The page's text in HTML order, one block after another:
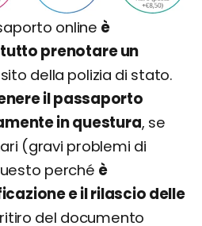
online è
prenotare un
della polizia di stato.
il passaporto
in questura, se
(gravi problemi di
perché è
e il rilascio delle
ritiro del documento